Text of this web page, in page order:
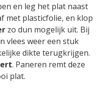
en leg het plat naast
met plasticfolie, en klop
zo dun mogelijk uit. Bij
vlees weer een stuk
dikte terugkrijgen.
. Paneren remt deze
plat.